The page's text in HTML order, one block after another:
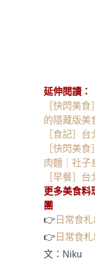
延伸閱讀：
［快閃美
的隱藏版美
［食記］
［快閃美
肉麵｜社子
［早餐］
更多美食料
團
👉 日常食
👉 日常食
文：Niku